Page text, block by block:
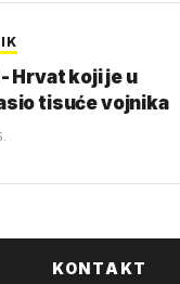
Hrvat koji je u
tisuće vojnika
KONTAKT